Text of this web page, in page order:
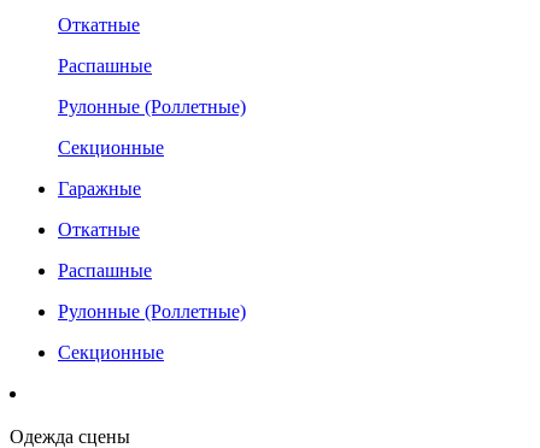
Откатные
Распашные
Рулонные (Роллетные)
Секционные
Гаражные
Откатные
Распашные
Рулонные (Роллетные)
Секционные
Одежда сцены